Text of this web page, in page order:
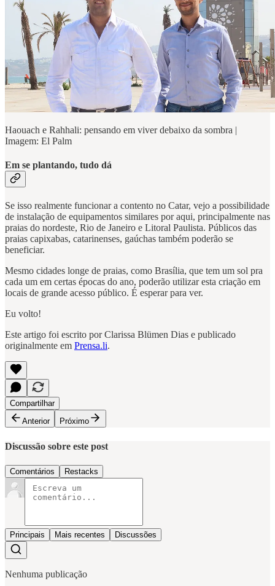
Haouach e Rahhali: pensando em viver debaixo da sombra |
Imagem: El Palm
Em se plantando, tudo dá
Se isso realmente funcionar a contento no Catar, vejo a possibilidade
de instalação de equipamentos similares por aqui, principalmente nas
praias do nordeste, Rio de Janeiro e Litoral Paulista. Públicos das
praias capixabas, catarinenses, gaúchas também poderão se
beneficiar.
Mesmo cidades longe de praias, como Brasília, que tem um sol pra
cada um em certas épocas do ano, poderão utilizar esta criação em
locais de grande acesso público. É esperar para ver.
Eu volto!
Este artigo foi escrito por Clarissa Blümen Dias e publicado
originalmente em Prensa.li.
Compartilhar
Anterior
Próximo
Discussão sobre este post
Comentários Restacks
Principais Mais recentes Discussões
Nenhuma publicação